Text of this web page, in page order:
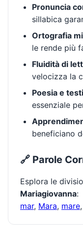
Pronuncia
sillabica
Ortografia
le rende più
Fluidità di
velocizza la
Poesia e testi
essenziale
beneficiano
🔗 Parole
Esplora le
Mariagiovanna:
mar, Mara, mare,